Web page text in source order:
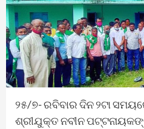
୨୫/୭- ରବିବାର ଦିନ ୨ଟା
ଶ୍ରୀଯୁକ୍ତ ନବୀନ